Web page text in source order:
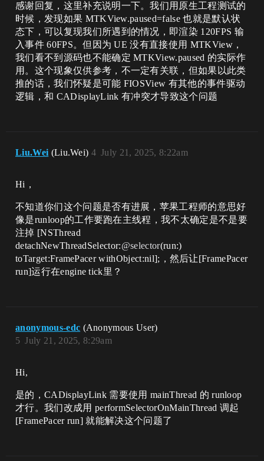
感谢回复，这里补充说明一下。我们用原生工程测试的
时候，发现如果 MTKView.paused=false 也就是默认状
态下，可以复现我们所遇到的情况，即渲染 120FPS 输
入事件 60FPS。但因为 UE 没有直接使用 MTKView，
我们看不到源码也不能确定 MTKView.paused 的实际作
用。这个现象仅供参考，不一定有关联，但如果以此类
推的话，我们怀疑是可能 FIOSView 有其他的事件驱动
逻辑，和 CADisplayLink 有冲突才导致这个问题
Liu.Wei (Liu.Wei) July 21, 2025, 8:22am
4
Hi，
不知道你们这个问题是否有进展，苹果工程师的意思好
像是runloop的工作要跑在主线程，我不太确定是不是要
注掉 [NSThread
detachNewThreadSelector:@selector(run:)
toTarget:FramePacer withObject:nil];，然后让[FramePacer
run]运行在engine tick里？
anonymous-edc (Anonymous User)
July 21, 2025, 8:29am
5
Hi,
是的，CADisplayLink 需要使用 mainThread 的 runloop
才行。我们改成用 performSelectorOnMainThread 调起
[FramePacer run] 就能解决这个问题了